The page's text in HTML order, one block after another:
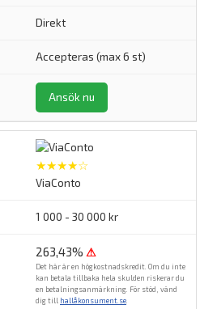
Direkt
Accepteras (max 6 st)
Ansök nu
★★★★☆
ViaConto
1 000 - 30 000 kr
263,43% ⚠
Det här är en högkostnadskredit. Om du inte
kan betala tillbaka hela skulden riskerar du
en betalningsanmärkning. För stöd, vänd
dig till hallåkonsument.se